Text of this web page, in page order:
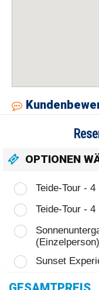
OPTIONEN
Teide-Tour -
Teide-Tour -
(Einzelperson)
Sunset